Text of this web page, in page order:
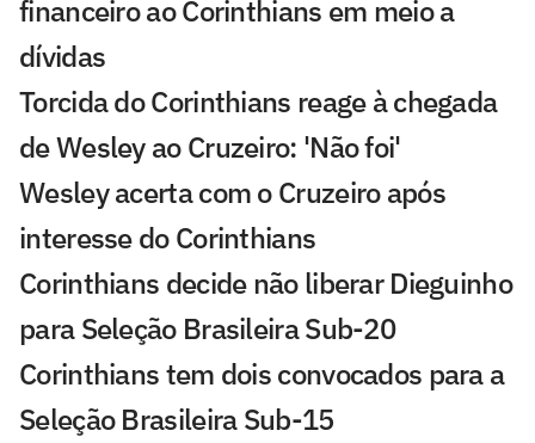
financeiro ao Corinthians em meio a
dívidas
Torcida do Corinthians reage à chegada
de Wesley ao Cruzeiro: 'Não foi'
Wesley acerta com o Cruzeiro após
interesse do Corinthians
Corinthians decide não liberar Dieguinho
para Seleção Brasileira Sub-20
Corinthians tem dois convocados para a
Seleção Brasileira Sub-15